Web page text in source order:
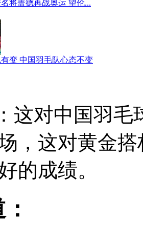
将盖德再战奥运 望伦...
变 中国羽毛队心态不变
这对中国羽毛
，这对黄金
的成绩。